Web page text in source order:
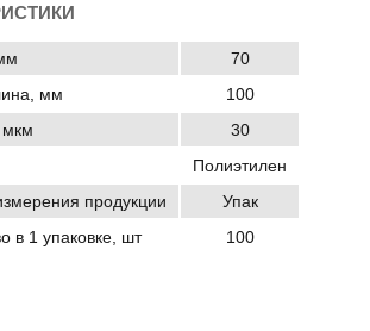
70
мм
100
30
Полиэтилен
продукции
Упак
в 1 упаковке, шт
100